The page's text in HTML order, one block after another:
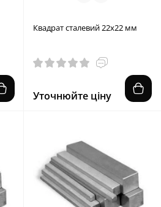
Квадрат сталевий 22х22 мм
Уточнюйте ціну